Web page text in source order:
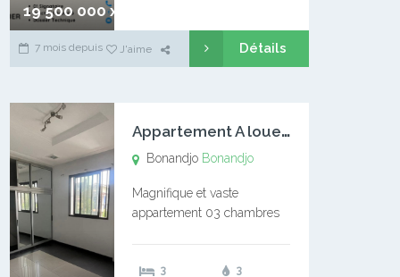
19 500 000 xaf
7 mois depuis J'aime Détails
A
ppartement A louer Bonandjo
Bonandjo Bonandjo
Magnifique et vaste
appartement 03 chambres
douches 01 vaste salon 01
3 3